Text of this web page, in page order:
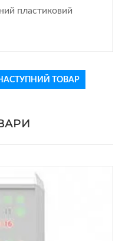
пластиковий
ТОВАР